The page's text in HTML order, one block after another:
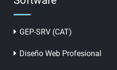
GEP-SRV (CAT)
Diseño Web Profesional